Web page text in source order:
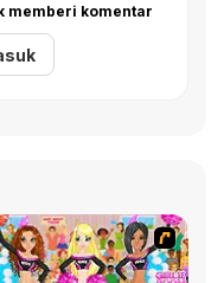
memberi komentar